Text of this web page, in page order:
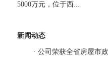
5000万元，位于西...
新闻动态
· 公司荣获全省房屋市